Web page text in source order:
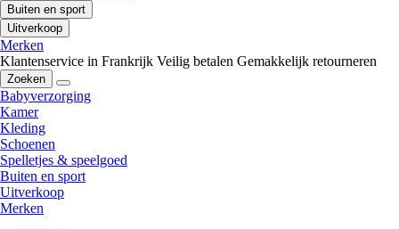
Buiten en sport
Uitverkoop
Merken
Klantenservice in Frankrijk Veilig betalen Gemakkelijk retourneren
Zoeken
Babyverzorging
Kamer
Kleding
Schoenen
Spelletjes & speelgoed
Buiten en sport
Uitverkoop
Merken